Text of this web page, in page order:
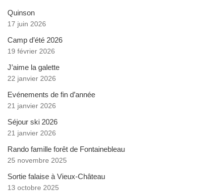
Quinson
17 juin 2026
Camp d’été 2026
19 février 2026
J’aime la galette
22 janvier 2026
Evénements de fin d’année
21 janvier 2026
Séjour ski 2026
21 janvier 2026
Rando famille forêt de Fontainebleau
25 novembre 2025
Sortie falaise à Vieux-Château
13 octobre 2025